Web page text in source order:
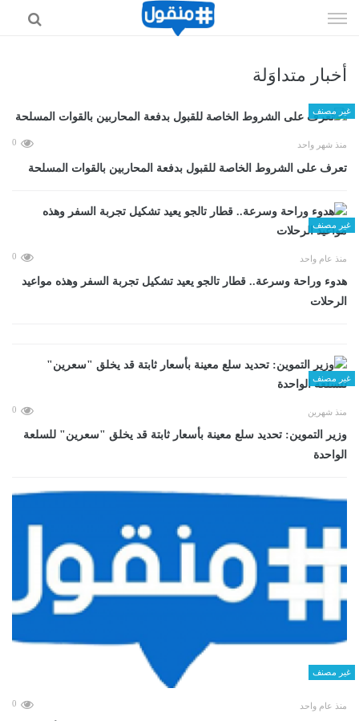
الى
أخبار متداوَلة
غير مصنف
منذ شهر واحد 0
تعرف على الشروط الخاصة للقبول بدفعة المحاربين بالقوات المسلحة
غير مصنف
منذ عام واحد 0
هدوء وراحة وسرعة.. قطار تالجو يعيد تشكيل تجربة السفر وهذه مواعيد
الرحلات
غير مصنف
منذ شهرين 0
وزير التموين: تحديد سلع معينة بأسعار ثابتة قد يخلق "سعرين" للسلعة
الواحدة
غير مصنف
منذ عام واحد 0